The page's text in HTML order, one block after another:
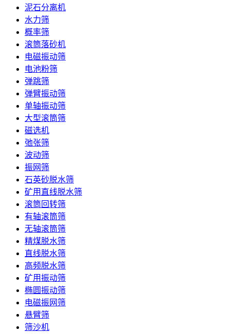
泥石分离机
水力筛
概率筛
滚筒落砂机
电磁振动筛
电池粉筛
弹跳筛
弹臂振动筛
单轴振动筛
大型滚筒筛
磁选机
弛张筛
波动筛
振网筛
石英砂脱水筛
矿用直线脱水筛
滚筒回转筛
有轴滚筒筛
无轴滚筒筛
精煤脱水筛
直线脱水筛
高频脱水筛
矿用振动筛
椭圆振动筛
电磁振网筛
悬臂筛
筛沙机